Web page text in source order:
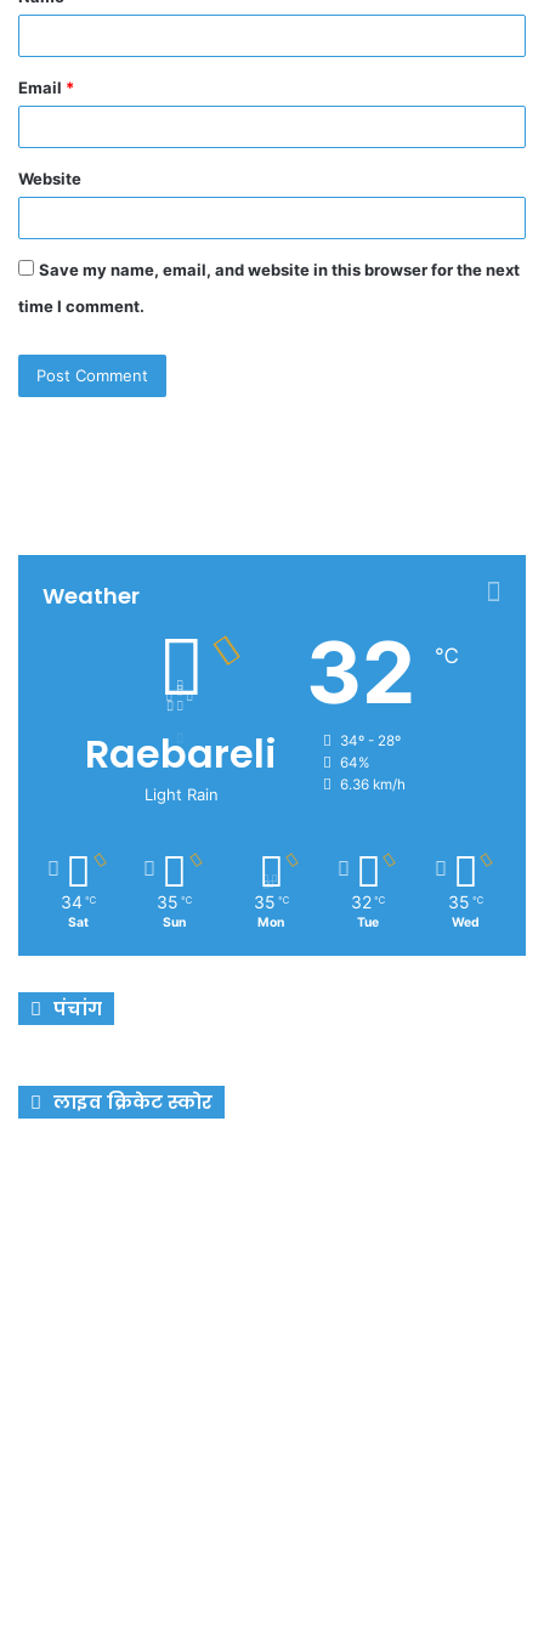
Email *
Website
Save my name, email, and website in this browser for the next
time I comment.
Weather
Raebareli
Light Rain
32 ℃
34º - 28º
64%
6.36 km/h
34 ℃
Sat
35 ℃
Sun
35 ℃
Mon
32 ℃
Tue
35 ℃
Wed
पंचांग
लाइव क्रिकेट स्कोर